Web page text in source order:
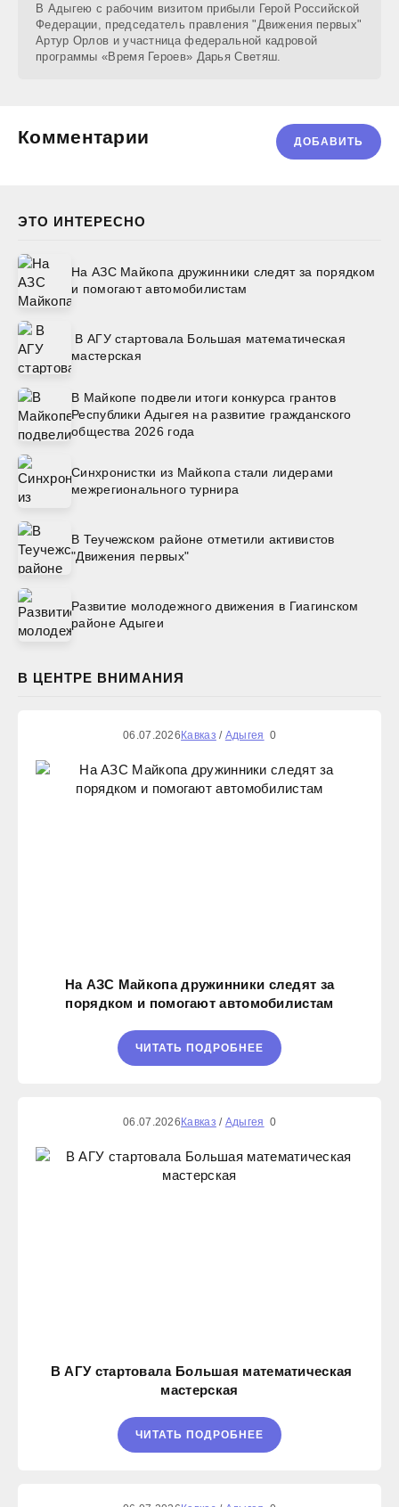
ЭТО ИНТЕРЕСНО
На АЗС Майкопа дружинники следят за порядком
и помогают автомобилистам
В АГУ стартовала Большая математическая
мастерская
В Майкопе подвели итоги конкурса грантов
Республики Адыгея на развитие гражданского
общества 2026 года
Синхронистки из Майкопа стали лидерами
межрегионального турнира
В Теучежском районе отметили активистов
"Движения первых"
Развитие молодежного движения в Гиагинском
районе Адыгеи
В ЦЕНТРЕ ВНИМАНИЯ
06.07.2026 Кавказ / Адыгея 0
На АЗС Майкопа дружинники следят за
порядком и помогают автомобилистам
ЧИТАТЬ ПОДРОБНЕЕ
06.07.2026 Кавказ / Адыгея 0
В АГУ стартовала Большая математическая
мастерская
ЧИТАТЬ ПОДРОБНЕЕ
В Адыгею с рабочим визитом прибыли Герой Российской
Федерации, председатель правления "Движения первых"
Артур Орлов и участница федеральной кадровой
программы «Время Героев» Дарья Светяш.
Комментарии ДОБАВИТЬ